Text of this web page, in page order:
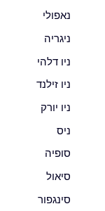
נאפולי
ניגריה
ניו דלהי
ניו זילנד
ניו יורק
ניס
סופיה
סיאול
סינגפור